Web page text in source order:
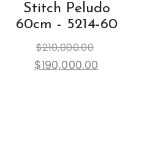
Stitch Peludo
60cm - 5214-60
$210,000.00
price
$190,000.00